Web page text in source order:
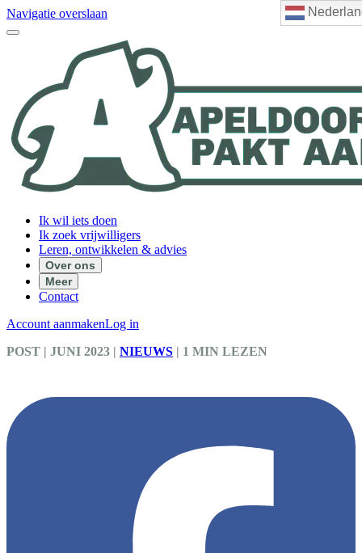
Navigatie overslaan
Ik wil iets doen
Ik zoek vrijwilligers
Leren, ontwikkelen & advies
Over ons
Meer
Contact
Account aanmakenLog in
POST | JUNI 2023 | NIEUWS | 1 MIN LEZEN